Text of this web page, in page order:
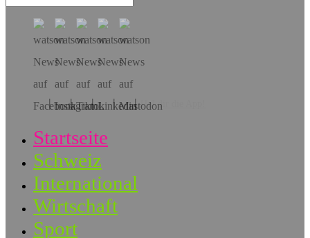
Hol dir die App!
Startseite
Schweiz
International
Wirtschaft
Sport